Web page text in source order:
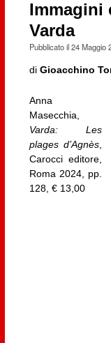
Immagini
Varda
Pubblicato il24 Maggio
diGioacchino
Anna
Masecchia,
Varda: Les
plages d’Agnès
Carocci editore,
Roma 2024, pp.
128, € 13,00